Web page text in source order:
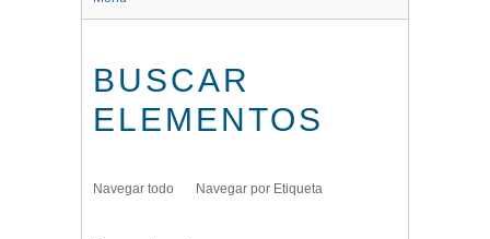
BUSCAR
ELEMENTOS
Navegar todo Navegar por Etiqueta